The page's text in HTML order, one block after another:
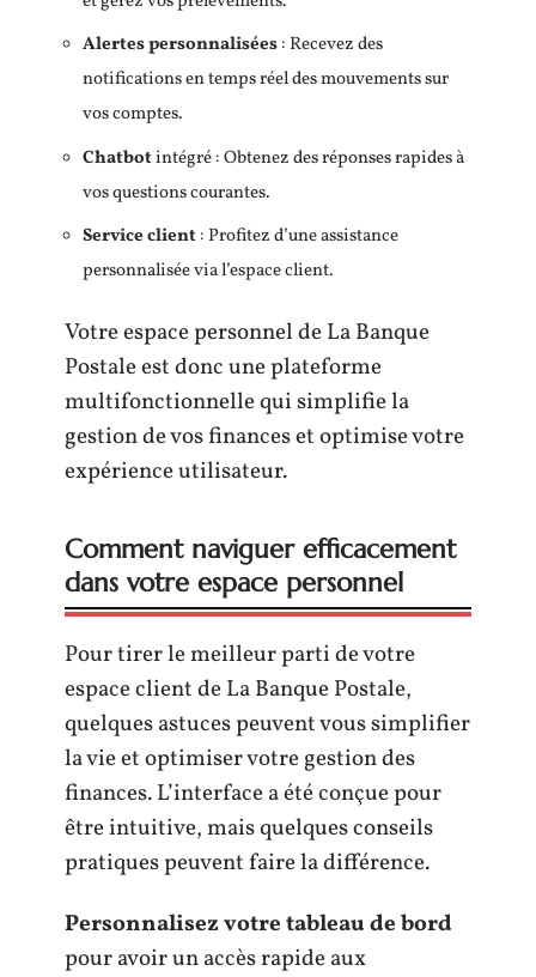
Alertes personnalisées: Recevez des
notifications en temps réel des mouvements sur
vos comptes.
Chatbotintégré : Obtenez des réponses rapides à
vos questions courantes.
Service client: Profitez d’une assistance
personnalisée via l’espace client.
Votre espace personnel de La Banque
Postale est donc une plateforme
multifonctionnelle qui simplifie la
gestion de vos finances et optimise votre
expérience utilisateur.
Comment naviguer efficacement
dans votre espace personnel
Pour tirer le meilleur parti de votre
espace client de La Banque Postale,
quelques astuces peuvent vous simplifier
la vie et optimiser votre gestion des
finances. L’interface a été conçue pour
être intuitive, mais quelques conseils
pratiques peuvent faire la différence.
Personnalisez votre tableau de bord
pour avoir un accès rapide aux